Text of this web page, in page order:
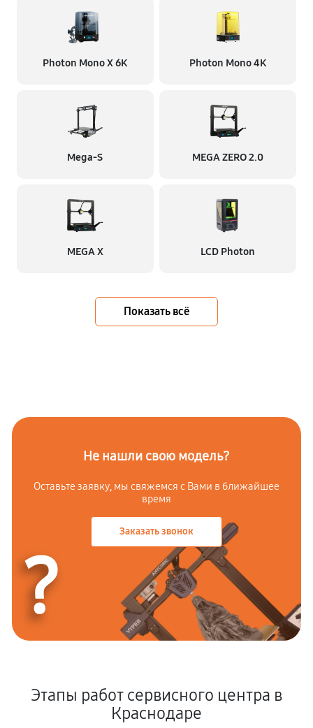
Photon Mono X 6K Photon Mono 4K
Mega-S MEGA ZERO 2.0
MEGA X LCD Photon
Показать всё
Не нашли свою модель?
Оставьте заявку, мы свяжемся с Вами в ближайшее
время
Заказать звонок
?
Этапы работ сервисного центра в
Краснодаре